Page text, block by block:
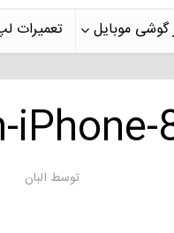
موبایل تعمیرات
توسط البان